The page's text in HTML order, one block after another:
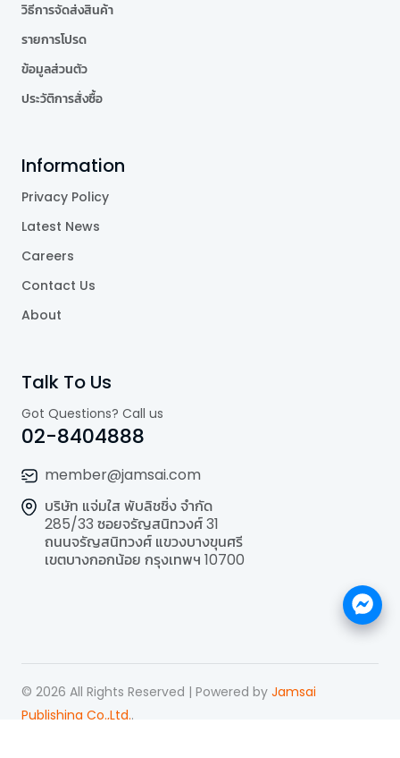
วิธีการจัดส่งสินค้า
รายการโปรด
ข้อมูลส่วนตัว
ประวัติการสั่งซื้อ
Information
Privacy Policy
Latest News
Careers
Contact Us
About
Talk To Us
Got Questions? Call us
02-8404888
member@jamsai.com
บริษัท แจ่มใส พับลิชชิ่ง จำกัด
285/33 ซอยจรัญสนิทวงศ์ 31
ถนนจรัญสนิทวงศ์ แขวงบางขุนศรี
เขตบางกอกน้อย กรุงเทพฯ 10700
© 2026 All Rights Reserved | Powered by Jamsai
Publishing Co.,Ltd..